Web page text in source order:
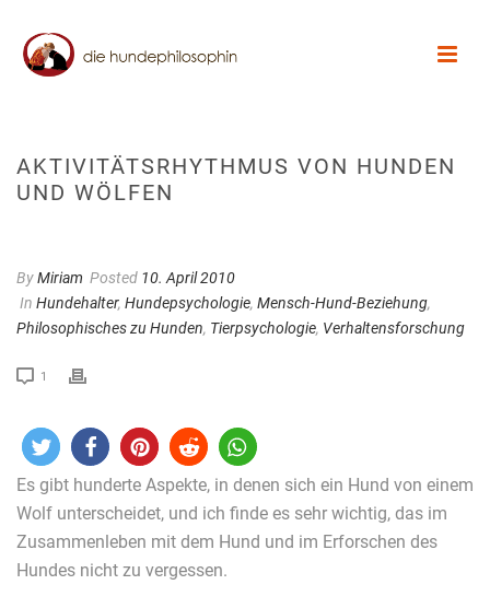
AKTIVITÄTSRHYTHMUS VON HUNDEN
UND WÖLFEN
ByMiriam Posted 10. April 2010
In Hundehalter, Hundepsychologie, Mensch-Hund-Beziehung,
Philosophisches zu Hunden, Tierpsychologie, Verhaltensforschung
1
Es gibt hunderte Aspekte, in denen sich ein Hund von einem
Wolf unterscheidet, und ich finde es sehr wichtig, das im
Zusammenleben mit dem Hund und im Erforschen des
Hundes nicht zu vergessen.